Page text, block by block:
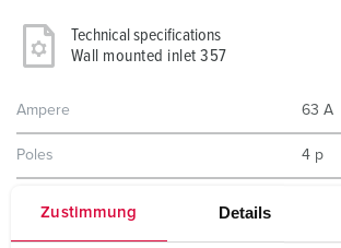
Zustimmung Details
Technical specifications
Wall mounted inlet 357
Ampere 63 A
Poles 4 p
Clock position 6 h